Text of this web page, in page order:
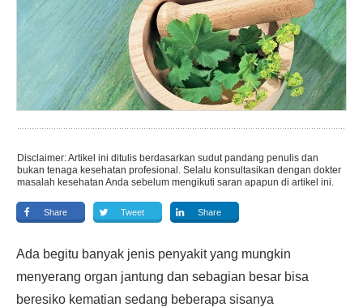
Disclaimer: Artikel ini ditulis berdasarkan sudut pandang penulis dan
bukan tenaga kesehatan profesional. Selalu konsultasikan dengan dokter
masalah kesehatan Anda sebelum mengikuti saran apapun di artikel ini.
Share Tweet Share
Ada begitu banyak jenis penyakit yang mungkin
menyerang organ jantung dan sebagian besar bisa
beresiko kematian sedang beberapa sisanya